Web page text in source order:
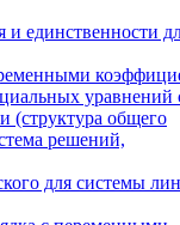
и единственности
уравнений
(структура общего
решений,
для системы